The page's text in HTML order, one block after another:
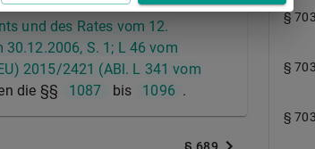
und des Rates vom 12.
S. 1; L 46 vom
2015/2421 (ABl. L 341 vom
die §§ 1087 bis 1096 .
§
§
§